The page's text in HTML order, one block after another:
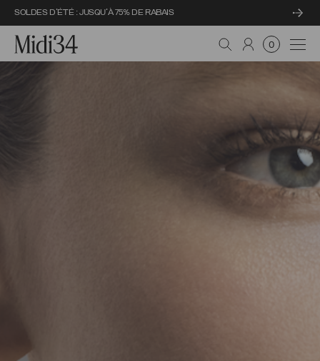
SOLDES D'ÉTÉ : JUSQU'À 75% DE RABAIS
0